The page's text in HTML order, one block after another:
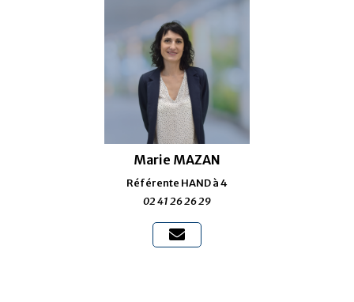
Marie MAZAN
Référente HAND à 4
02 41 26 26 29
